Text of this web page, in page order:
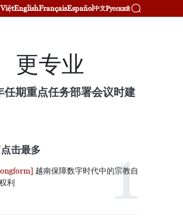
EnglishFrançaisEspañol中文Русский
更专业
期重点任务部署会议时建
点击最多
越南保障数字时代中的宗教自
利